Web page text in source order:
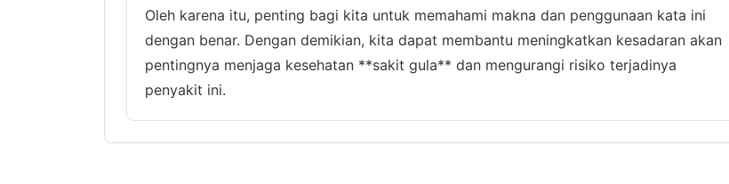
Oleh karena itu, penting bagi kita untuk memahami makna dan penggunaan kata ini
dengan benar. Dengan demikian, kita dapat membantu meningkatkan kesadaran akan
pentingnya menjaga kesehatan **sakit gula** dan mengurangi risiko terjadinya
penyakit ini.